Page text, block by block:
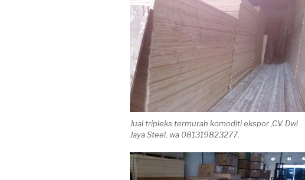
Jual tripleks termurah komoditi ekspor ,CV. Dwi
Jaya Steel, wa 081319823277.